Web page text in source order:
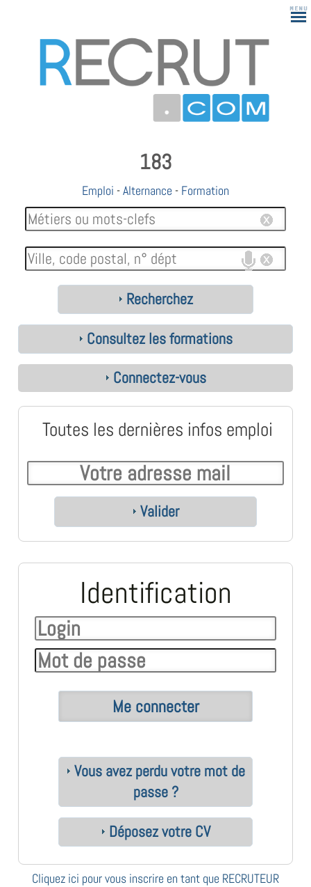
183
Emploi -Alternance - Formation
Recherchez
Consultez les formations
Connectez-vous
Toutes les dernières infos emploi
Valider
Identification
Vous avez perdu votre mot de
passe ?
Déposez votre CV
Cliquez ici pour vous inscrire en tant que RECRUTEUR